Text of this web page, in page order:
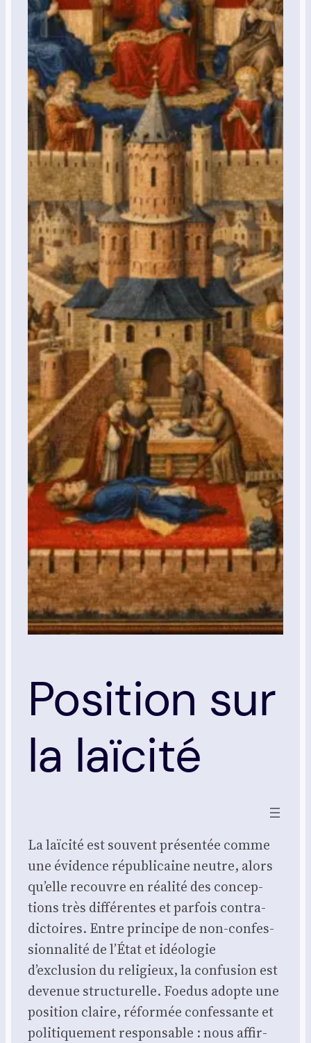
Position sur
la laïcité
La laï­ci­té est sou­vent pré­sen­tée comme
une évi­dence répu­bli­caine neutre, alors
qu’elle recouvre en réa­li­té des concep­
tions très dif­fé­rentes et par­fois contra­
dic­toires. Entre prin­cipe de non-confes­
sion­na­li­té de l’État et idéo­lo­gie
d’exclusion du reli­gieux, la confu­sion est
deve­nue struc­tu­relle. Foe­dus adopte une
posi­tion claire, réfor­mée confes­sante et
poli­ti­que­ment res­pon­sable : nous affir­